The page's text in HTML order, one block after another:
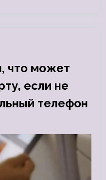
что может
если не
телефон